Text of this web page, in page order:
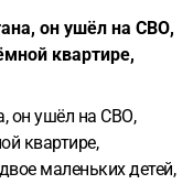
он ушёл на СВО,
квартире,
он ушёл на СВО,
квартире,
маленьких детей,